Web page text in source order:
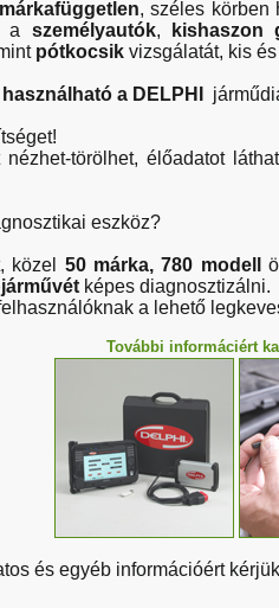
márkafüggetlen, széles körben
a személyautók,
kishaszon
pótkocsik vizsgálatát, kis
használható a DELPHI
törölhet, élőadatot
eszköz?
közel 50 márka, 780 modell
képes diagnosztizálni.
a lehető
További informáciért
és egyéb információért